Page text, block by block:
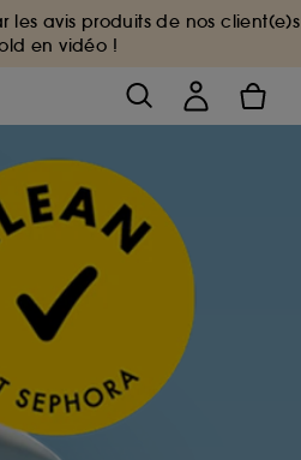
les avis produits de nos client(e)s
en vidéo !